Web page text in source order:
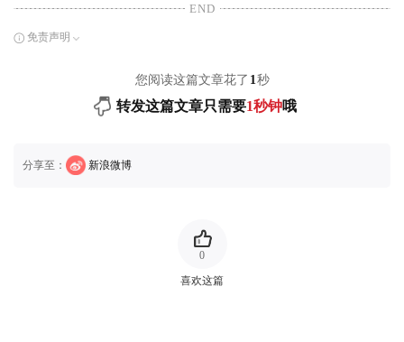
END
免责声明
您阅读这篇文章花了 1秒
转发这篇文章只需要1秒钟哦
分享至： 新浪微博
喜欢这篇
0